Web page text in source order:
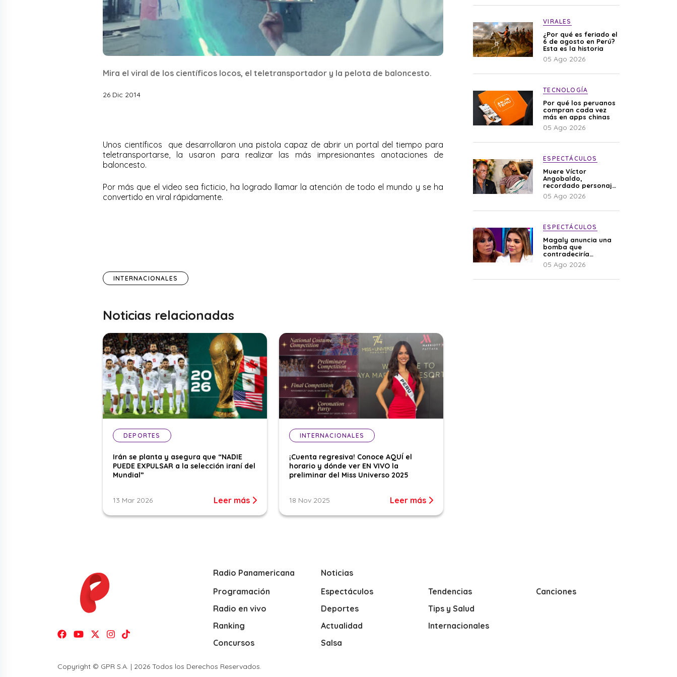
Mira el viral de los científicos locos, el teletransportador y la pelota de baloncesto.
26 Dic 2014
Unos científicos que desarrollaron una pistola capaz de abrir un portal del tiempo para
teletransportarse, la usaron para realizar las más impresionantes anotaciones de
baloncesto.
Por más que el video sea ficticio, ha logrado llamar la atención de todo el mundo y se ha
convertido en viral rápidamente.
INTERNACIONALES
Noticias relacionadas
DEPORTES
Irán se planta y asegura que “NADIE
PUEDE EXPULSAR a la selección iraní del
Mundial”
13 Mar 2026 Leer más
INTERNACIONALES
¡Cuenta regresiva! Conoce AQUÍ el
horario y dónde ver EN VIVO la
preliminar del Miss Universo 2025
18 Nov 2025 Leer más
VIRALES
¿Por qué es feriado el
6 de agosto en Perú?
Esta es la historia
05 Ago 2026
TECNOLOGÍA
Por qué los peruanos
compran cada vez
más en apps chinas
05 Ago 2026
ESPECTÁCULOS
Muere Víctor
Angobaldo,
recordado personaje
de la farándula y
expareja de Shirley
05 Ago 2026
ESPECTÁCULOS
Magaly anuncia una
bomba que
contradeciría
comunicado de La
Bella Luz: “Hay un
05 Ago 2026
Radio Panamericana
Programación
Radio en vivo
Ranking
Concursos
Noticias
Espectáculos
Deportes
Actualidad
Salsa
Tendencias
Tips y Salud
Internacionales
Canciones
Copyright © GPR S.A. | 2026 Todos los Derechos Reservados.